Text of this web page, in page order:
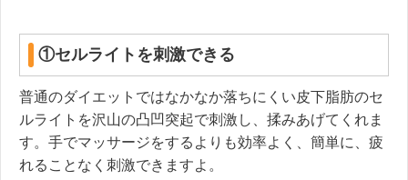
①セルライトを刺激できる
普通のダイエットではなかなか落ちにくい皮下脂肪のセ
ルライトを沢山の凸凹突起で刺激し、揉みあげてくれま
す。手でマッサージをするよりも効率よく、簡単に、疲
れることなく刺激できますよ。